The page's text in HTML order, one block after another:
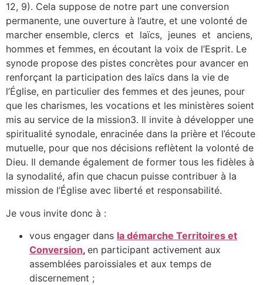
12, 9). Cela suppose de notre part une conversion
permanente, une ouverture à l’autre, et une volonté de
marcher ensemble, clercs et laïcs, jeunes et anciens,
hommes et femmes, en écoutant la voix de l’Esprit. Le
synode propose des pistes concrètes pour avancer en
renforçant la participation des laïcs dans la vie de
l’Église, en particulier des femmes et des jeunes, pour
que les charismes, les vocations et les ministères soient
mis au service de la mission3. Il invite à développer une
spiritualité synodale, enracinée dans la prière et l’écoute
mutuelle, pour que nos décisions reflètent la volonté de
Dieu. Il demande également de former tous les fidèles à
la synodalité, afin que chacun puisse contribuer à la
mission de l’Église avec liberté et responsabilité.
Je vous invite donc à :
vous engager dans la démarche Territoires et
Conversion, en participant activement aux
assemblées paroissiales et aux temps de
discernement ;